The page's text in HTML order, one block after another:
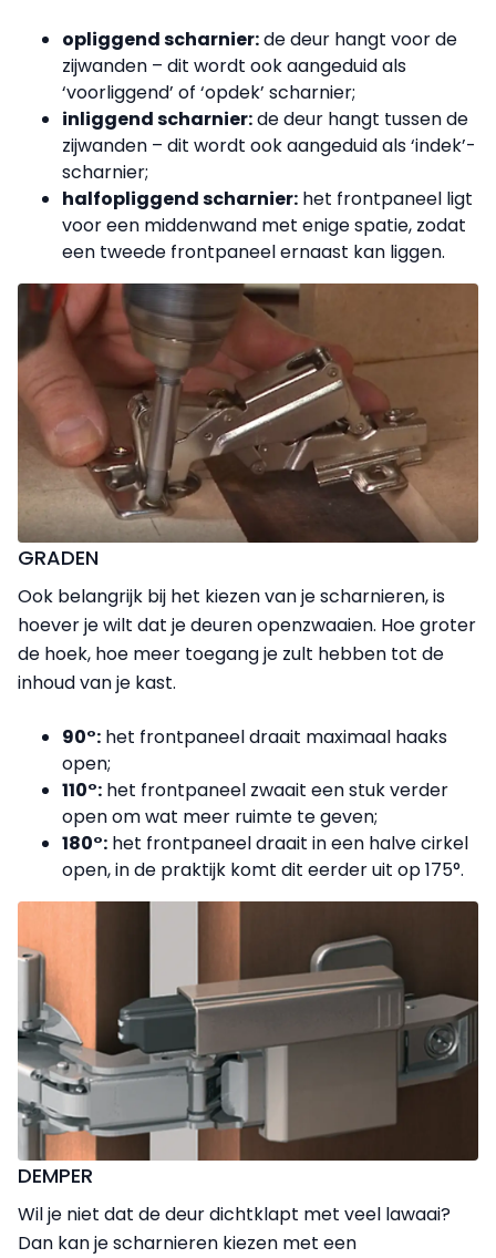
opliggend scharnier:de deur hangt voor de
zijwanden – dit wordt ook aangeduid als
‘voorliggend’ of ‘opdek’ scharnier;
inliggend scharnier:de deur hangt tussen de
zijwanden – dit wordt ook aangeduid als ‘indek’-
scharnier;
halfopliggend scharnier: het frontpaneel ligt
voor een middenwand met enige spatie, zodat
een tweede frontpaneel ernaast kan liggen.
GRADEN
Ook belangrijk bij het kiezen van je scharnieren, is
hoever je wilt dat je deuren openzwaaien. Hoe groter
de hoek, hoe meer toegang je zult hebben tot de
inhoud van je kast.
90°: het frontpaneel draait maximaal haaks
open;
110°: het frontpaneel zwaait een stuk verder
open om wat meer ruimte te geven;
180°: het frontpaneel draait in een halve cirkel
open, in de praktijk komt dit eerder uit op 175°.
DEMPER
Wil je niet dat de deur dichtklapt met veel lawaai?
Dan kan je scharnieren kiezen met een